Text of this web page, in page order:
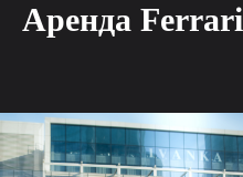
Аренда Ferrari